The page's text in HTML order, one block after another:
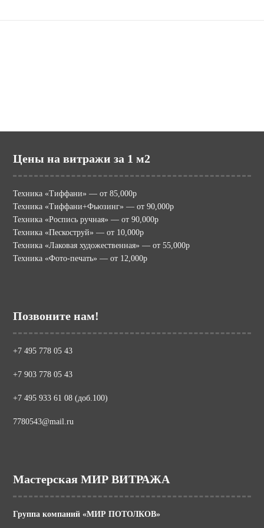
Цены на витражи за 1 м2
Техника «Тиффани» — от 85,000р
Техника «Тиффани+Фьюзинг» — от 90,000р
Техника «Роспись ручная» — от 90,000р
Техника «Пескоструй» — от 10,000р
Техника «Лаковая художественная» — от 55,000р
Техника «Фото-печать» — от 12,000р
Позвоните нам!
+7 495 778 05 43
+7 903 778 05 43
+7 495 933 61 08 (доб.100)
7780543@mail.ru
Мастерская МИР ВИТРАЖА
Группа компаний «МИР ПОТОЛКОВ»